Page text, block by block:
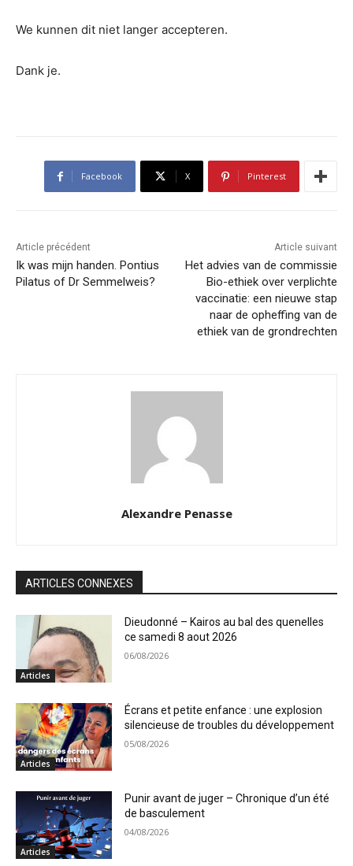
We kunnen dit niet langer accepteren.
Dank je.
Facebook X Pinterest
Article précédent
Ik was mijn handen. Pontius
Pilatus of Dr Semmelweis?
Article suivant
Het advies van de commissie
Bio-ethiek over verplichte
vaccinatie: een nieuwe stap
naar de opheffing van de
ethiek van de grondrechten
Alexandre Penasse
ARTICLES CONNEXES
Articles
Dieudonné – Kairos au bal des quenelles
ce samedi 8 aout 2026
06/08/2026
Articles
Écrans et petite enfance : une explosion
silencieuse de troubles du développement
05/08/2026
Articles
Punir avant de juger – Chronique d’un été
de basculement
04/08/2026